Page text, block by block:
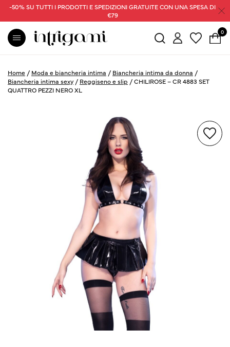
-50% SU TUTTI I PRODOTTI E SPEDIZIONI GRATUITE CON UNA SPESA DI
€79
0
Home / Moda e biancheria intima / Biancheria intima da donna /
Biancheria intima sexy / Reggiseno e slip /CHILIROSE – CR 4883 SET
QUATTRO PEZZI NERO XL